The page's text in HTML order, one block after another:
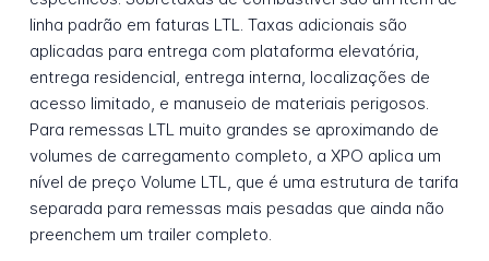
linha padrão em faturas LTL. Taxas adicionais são
aplicadas para entrega com plataforma elevatória,
entrega residencial, entrega interna, localizações de
acesso limitado, e manuseio de materiais perigosos.
Para remessas LTL muito grandes se aproximando de
volumes de carregamento completo, a XPO aplica um
nível de preço Volume LTL, que é uma estrutura de tarifa
separada para remessas mais pesadas que ainda não
preenchem um trailer completo.